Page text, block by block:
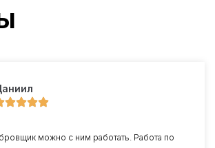
можно с ним работать. Работа по